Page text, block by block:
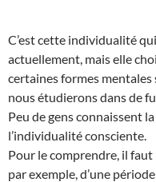
C’est cette individualité
actuellement, mais elle
certaines formes
nous étudierons dans de
Peu de gens connaissent
l’individualité consciente.
Pour le comprendre, il
par exemple, d’une